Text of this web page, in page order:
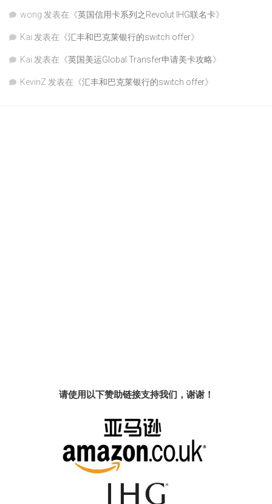
wong 发表在《英国信用卡系列之Revolut IHG联名卡》
Kai 发表在《汇丰和巴克莱银行的switch offer》
Kai 发表在《英国美运Global Transfer申请美卡攻略》
KevinZ 发表在《汇丰和巴克莱银行的switch offer》
请使用以下赞助链接支持我们，谢谢！